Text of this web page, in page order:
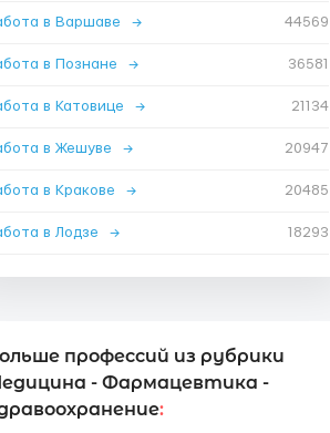
в Варшаве → 44569
в Познане → 36581
в Катовице → 21134
в Жешуве → 20947
в Кракове → 20485
в Лодзе → 18293
профессий из рубрики
- Фармацевтика -
: